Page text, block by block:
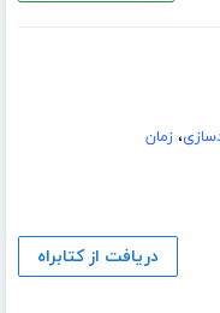
،زمان
دریافت از کتابراه